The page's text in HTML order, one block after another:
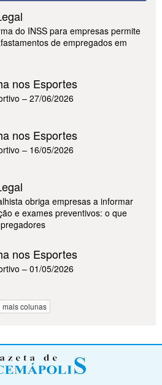
do INSS para empresas permite
de empregados em
nos Esportes
– 27/06/2026
nos Esportes
– 16/05/2026
obriga empresas a informar
e exames preventivos: o que
nos Esportes
– 01/05/2026
mais colunas